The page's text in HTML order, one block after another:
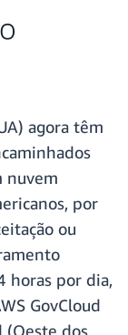
agora têm
nuvem
por
ou
horas por dia,
GovCloud
(Oeste dos